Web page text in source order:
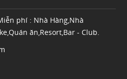
phí : Nhà Hàng,Nhà
ăn,Resort,Bar - Club.